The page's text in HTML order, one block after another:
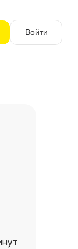
Войти